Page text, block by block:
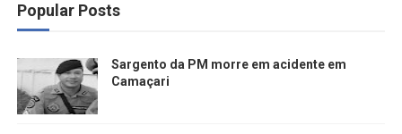
Popular Posts
Sargento da PM morre em acidente em
Camaçari